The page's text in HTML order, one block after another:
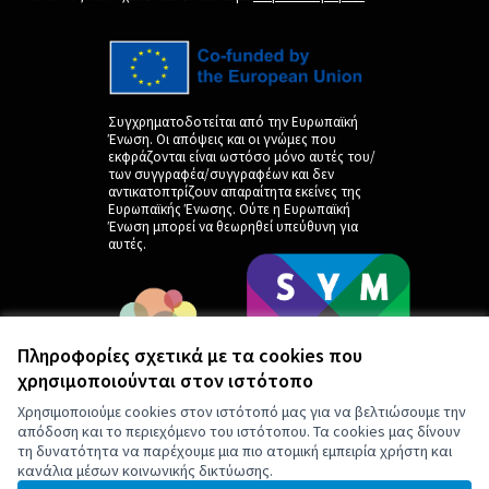
Πληροφορίες σχετικά με τα cookies που
χρησιμοποιούνται στον ιστότοπο
Χρησιμοποιούμε cookies στον ιστότοπό μας για να βελτιώσουμε την
απόδοση και το περιεχόμενο του ιστότοπου. Τα cookies μας δίνουν
τη δυνατότητα να παρέχουμε μια πιο ατομική εμπειρία χρήστη και
κανάλια μέσων κοινωνικής δικτύωσης.
Συγχρηματοδοτείται από την Ευρωπαϊκή
Ένωση. Οι απόψεις και οι γνώμες που
εκφράζονται είναι ωστόσο μόνο αυτές του/
των συγγραφέα/συγγραφέων και δεν
αντικατοπτρίζουν απαραίτητα εκείνες της
Ευρωπαϊκής Ένωσης. Ούτε η Ευρωπαϊκή
Ένωση μπορεί να θεωρηθεί υπεύθυνη για
αυτές.